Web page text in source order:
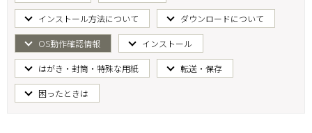
インストール方法について ダウンロードについて
OS動作確認情報 インストール
はがき・封筒・特殊な用紙 転送・保存
困ったときは